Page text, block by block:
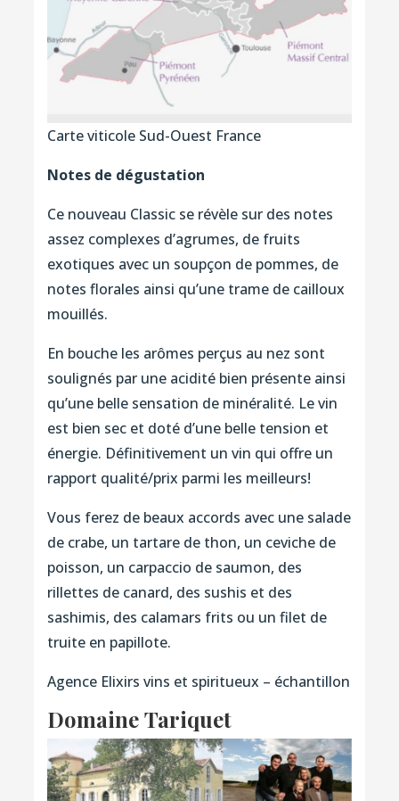
Carte viticole Sud-Ouest France
Notes de dégustation
Ce nouveau Classic se révèle sur des notes
assez complexes d’agrumes, de fruits
exotiques avec un soupçon de pommes, de
notes florales ainsi qu’une trame de cailloux
mouillés.
En bouche les arômes perçus au nez sont
soulignés par une acidité bien présente ainsi
qu’une belle sensation de minéralité. Le vin
est bien sec et doté d’une belle tension et
énergie. Définitivement un vin qui offre un
rapport qualité/prix parmi les meilleurs!
Vous ferez de beaux accords avec une salade
de crabe, un tartare de thon, un ceviche de
poisson, un carpaccio de saumon, des
rillettes de canard, des sushis et des
sashimis, des calamars frits ou un filet de
truite en papillote.
Agence Elixirs vins et spiritueux – échantillon
Domaine Tariquet